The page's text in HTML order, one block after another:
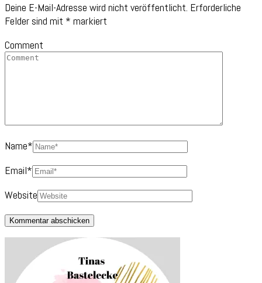
Deine E-Mail-Adresse wird nicht veröffentlicht. Erforderliche
Felder sind mit * markiert
Comment
Name*
Email*
Website